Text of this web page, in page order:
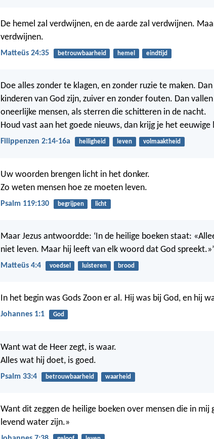
De hemel zal verdwijnen, en de aarde zal verdwijnen.
verdwijnen.
Matteüs 24:35 betrouwbaarheid hemel eindtijd
Doe alles zonder te klagen, en zonder ruzie te maken.
kinderen van God zijn, zuiver en zonder fouten. Dan
oneerlijke mensen, als sterren die schitteren in de nacht.
Houd vast aan het goede nieuws, dan krijg je het eeuwige
Filippenzen 2:14-16a heiligheid leven volmaaktheid
Uw woorden brengen licht in het donker.
Zo weten mensen hoe ze moeten leven.
Psalm 119:130 begrijpen licht
Maar Jezus antwoordde: ‘In de heilige boeken staat:
niet leven. Maar hij leeft van elk woord dat God spreekt.»’
Matteüs 4:4 voedsel luisteren brood
In het begin was Gods Zoon er al. Hij was bij God, en hij
Johannes 1:1 God
Want wat de Heer zegt, is waar.
Alles wat hij doet, is goed.
Psalm 33:4 betrouwbaarheid waarheid
Want dit zeggen de heilige boeken over mensen die in mij
levend water zijn.»